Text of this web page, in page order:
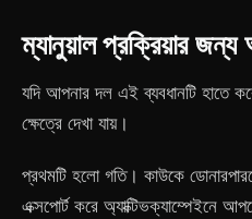
ম্যানুয়াল প্রক্রিয়ার
যদি আপনার দল এই ব্যবধানটি হাতে
ক্ষেত্রে দেখা যায়।
প্রথমটি হলো গতি। কাউকে
এক্সপোর্ট করে অ্যাক্টিভক্যাম্পেইনে